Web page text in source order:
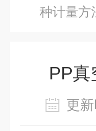
种计量方
PP
更